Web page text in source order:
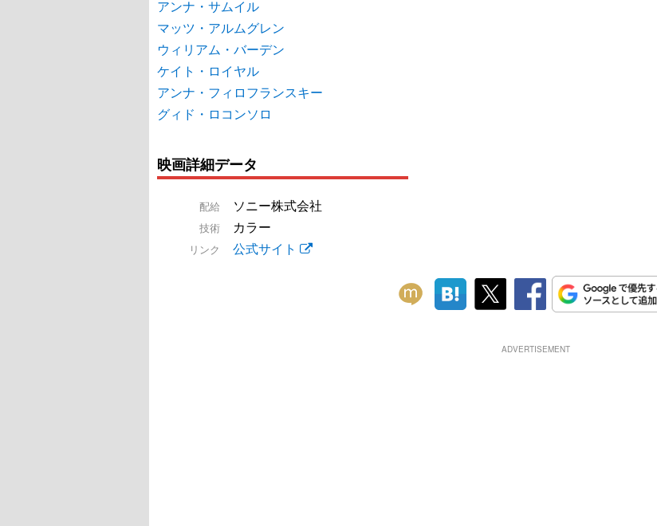
アンナ・サムイル
マッツ・アルムグレン
ウィリアム・バーデン
ケイト・ロイヤル
アンナ・フィロフランスキー
グィド・ロコンソロ
映画詳細データ
配給 ソニー株式会社
技術 カラー
リンク 公式サイト
ADVERTISEMENT